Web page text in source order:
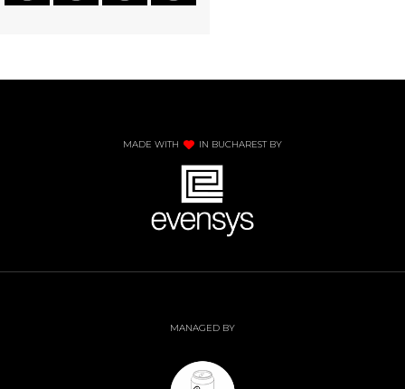
MADE WITH IN BUCHAREST BY
MANAGED BY